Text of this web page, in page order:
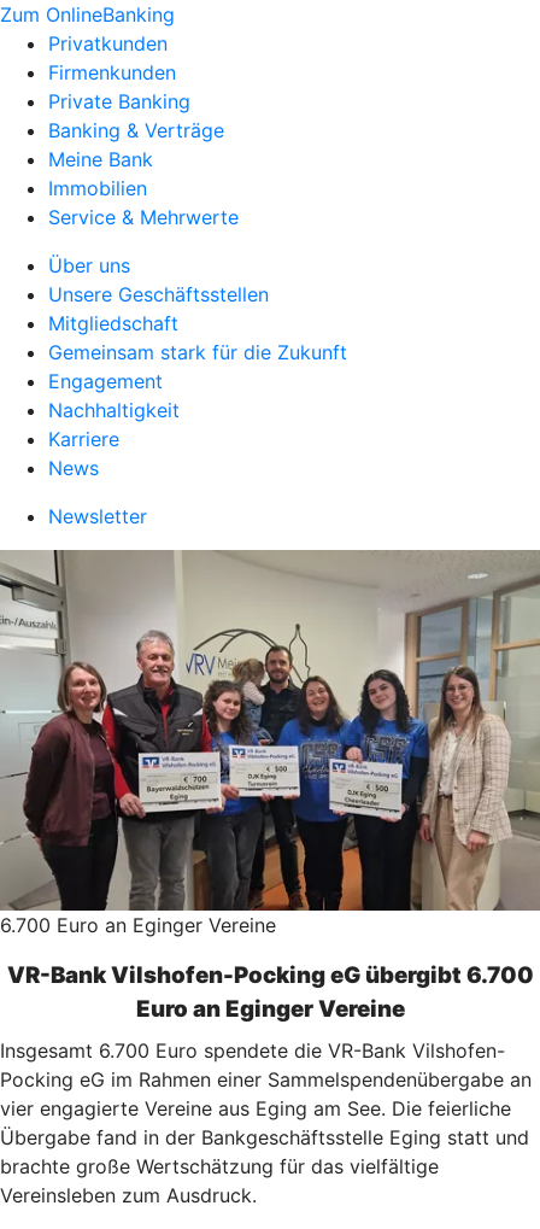
Zum OnlineBanking
Privatkunden
Firmenkunden
Private Banking
Banking & Verträge
Meine Bank
Immobilien
Service & Mehrwerte
Über uns
Unsere Geschäftsstellen
Mitgliedschaft
Gemeinsam stark für die Zukunft
Engagement
Nachhaltigkeit
Karriere
News
Newsletter
6.700 Euro an Eginger Vereine
VR-Bank Vilshofen-Pocking eG übergibt 6.700
Euro an Eginger Vereine
Insgesamt 6.700 Euro spendete die VR-Bank Vilshofen-
Pocking eG im Rahmen einer Sammelspendenübergabe an
vier engagierte Vereine aus Eging am See. Die feierliche
Übergabe fand in der Bankgeschäftsstelle Eging statt und
brachte große Wertschätzung für das vielfältige
Vereinsleben zum Ausdruck.